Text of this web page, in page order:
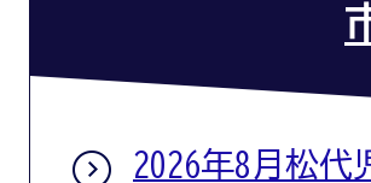
2026年8月松代